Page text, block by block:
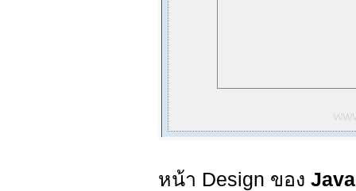
หน้า Design ของ